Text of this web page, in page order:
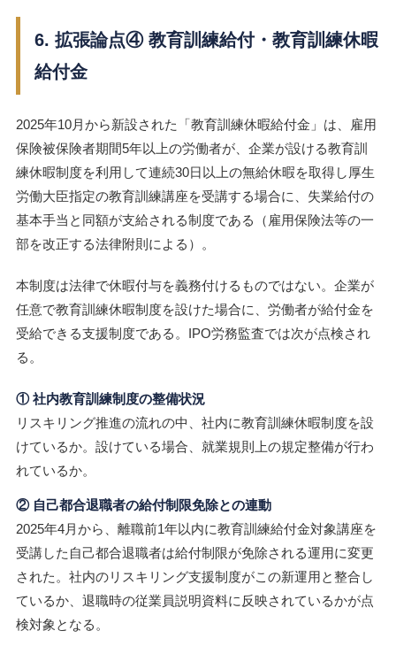
6. 拡張論点④ 教育訓練給付・教育訓練休暇
給付金
2025年10月から新設された「教育訓練休暇給付金」は、雇用
保険被保険者期間5年以上の労働者が、企業が設ける教育訓
練休暇制度を利用して連続30日以上の無給休暇を取得し厚生
労働大臣指定の教育訓練講座を受講する場合に、失業給付の
基本手当と同額が支給される制度である（雇用保険法等の一
部を改正する法律附則による）。
本制度は法律で休暇付与を義務付けるものではない。企業が
任意で教育訓練休暇制度を設けた場合に、労働者が給付金を
受給できる支援制度である。IPO労務監査では次が点検され
る。
① 社内教育訓練制度の整備状況
リスキリング推進の流れの中、社内に教育訓練休暇制度を設
けているか。設けている場合、就業規則上の規定整備が行わ
れているか。
② 自己都合退職者の給付制限免除との連動
2025年4月から、離職前1年以内に教育訓練給付金対象講座を
受講した自己都合退職者は給付制限が免除される運用に変更
された。社内のリスキリング支援制度がこの新運用と整合し
ているか、退職時の従業員説明資料に反映されているかが点
検対象となる。